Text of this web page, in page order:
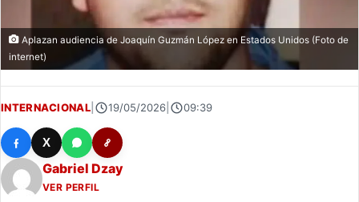
Aplazan audiencia de Joaquín Guzmán López en Estados Unidos (Foto de
internet)
INTERNACIONAL| 19/05/2026| 09:39
X
Gabriel Dzay
VER PERFIL